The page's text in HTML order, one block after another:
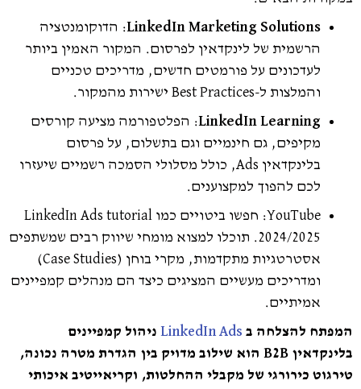
LinkedIn Marketing Solutions: הדוקומנטציה
הרשמית של לינקדאין לפרסום. המקור האמין ביותר
לעדכונים על פורמטים חדשים, מדריכים טכניים
והמלצות ל-Best Practices ישירות מהמקור.
LinkedIn Learning: הפלטפורמה מציעה קורסים
מקיפים, גם חינמיים וגם בתשלום, על פרסום
בלינקדאין Ads, כולל מסלולי הסמכה רשמיים שיעזרו
לכם להפוך למקצוענים.
YouTube: חפשו ביטויים כמו LinkedIn Ads tutorial
2024/2025. תוכלו למצוא מומחי שיווק רבים שמשתפים
אסטרטגיות מתקדמות, מקרי בוחן (Case Studies)
ומדריכים מעשיים המציגים כיצד הם מנהלים קמפיינים
אמיתיים.
המפתח להצלחה ב LinkedIn Ads ניהול קמפיינים
בלינקדאין B2B הוא שילוב מדויק בין הגדרת מטרה נכונה,
טירגוט כירורגי של מקבלי ההחלטות, וקריאייטיב איכותי